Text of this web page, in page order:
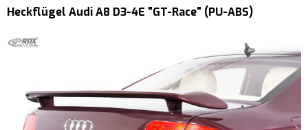
Heckflügel Audi A8 D3-4E "GT-Race" (PU-ABS)